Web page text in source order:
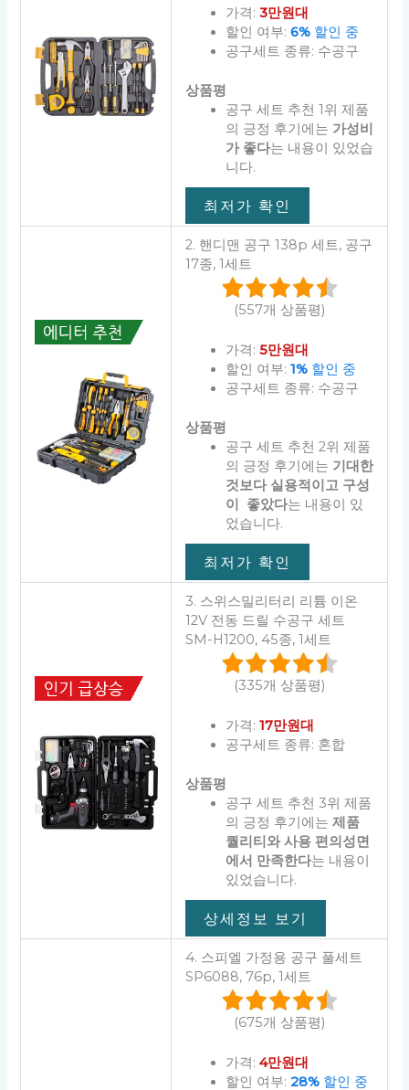
가격: 3만원대
할인 여부: 6%할인 중
공구세트 종류: 수공구
상품평
공구 세트 추천 1위 제품
의 긍정 후기에는 가성비
가 좋다는 내용이 있었습
니다.
최저가 확인
2. 핸디맨 공구 138p 세트, 공구
17종, 1세트
(557개 상품평)
가격: 5만원대
할인 여부: 1%할인 중
공구세트 종류: 수공구
상품평
공구 세트 추천 2위 제품
의 긍정 후기에는 기대한
것보다 실용적이고 구성
이 좋았다는 내용이 있
었습니다.
최저가 확인
3. 스위스밀리터리 리튬 이온
12V 전동 드릴 수공구 세트
SM-H1200, 45종, 1세트
(335개 상품평)
가격: 17만원대
공구세트 종류: 혼합
상품평
공구 세트 추천 3위 제품
의 긍정 후기에는 제품
퀄리티와 사용 편의성면
에서 만족한다는 내용이
있었습니다.
상세정보 보기
4. 스피엘 가정용 공구 풀세트
SP6088, 76p, 1세트
(675개 상품평)
가격: 4만원대
할인 여부: 28%할인 중